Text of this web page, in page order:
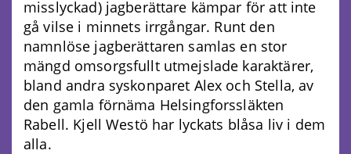
misslyckad) jagberättare kämpar för att inte
gå vilse i minnets irrgångar. Runt den
namnlöse jagberättaren samlas en stor
mängd omsorgsfullt utmejslade karaktärer,
bland andra syskonparet Alex och Stella, av
den gamla förnäma Helsingforssläkten
Rabell. Kjell Westö har lyckats blåsa liv i dem
alla.